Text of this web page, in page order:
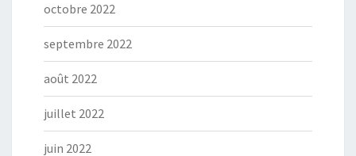
octobre 2022
septembre 2022
août 2022
juillet 2022
juin 2022